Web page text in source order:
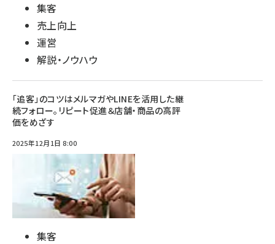
集客
売上向上
運営
解説・ノウハウ
「追客」のコツはメルマガやLINEを活用した継
続フォロー。リピート促進＆店舗・商品の高評
価をめざす
2025年12月1日 8:00
集客